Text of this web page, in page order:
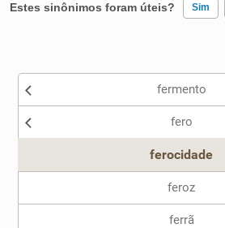
Estes sinônimos foram úteis? Sim
Nenhum dos sinônimos fermento
fero
ferocidade
feroz
ferrã